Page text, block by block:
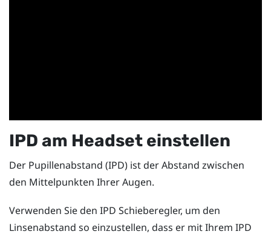
IPD am Headset einstellen
Der Pupillenabstand (IPD) ist der Abstand zwischen
den Mittelpunkten Ihrer Augen.
Verwenden Sie den IPD Schieberegler, um den
Linsenabstand so einzustellen, dass er mit Ihrem IPD